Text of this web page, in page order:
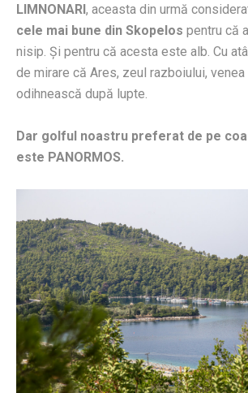
LIMNONARI, aceasta din urmă
cele mai bune din Skopelos pentru că
nisip. Şi pentru că acesta este alb. Cu
de mirare că Ares, zeul razboiului,
odihnească după lupte.
Dar golful noastru preferat de pe
este PANORMOS.